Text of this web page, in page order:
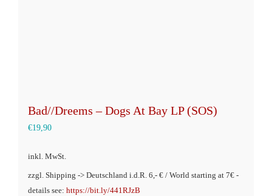
Bad//Dreems – Dogs At Bay LP (SOS)
€19,90
inkl. MwSt.
zzgl. Shipping -> Deutschland i.d.R. 6,- € / World starting at 7€ -
details see: https://bit.ly/441RJzB